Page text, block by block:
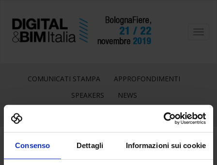
Consenso Dettagli Informazioni sui cookie
COMUNICATI STAMPA
APPROFONDIMENTI
SPEAKERS
NEWS